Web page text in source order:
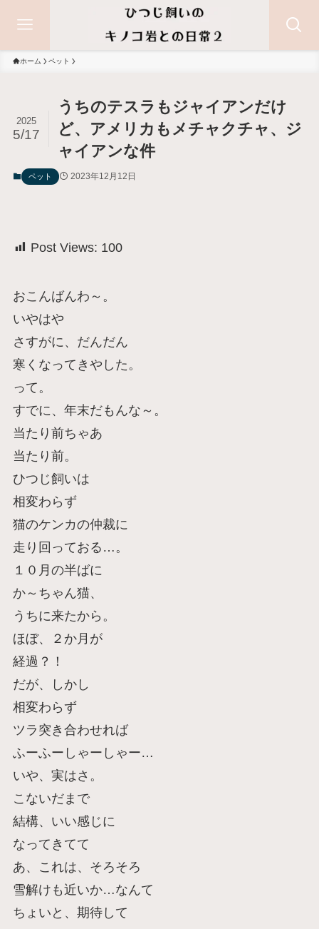
ホーム ペット
うちのテスラもジャイアンだけ
ど、アメリカもメチャクチャ、ジ
ャイアンな件
2025
5/17
ペット 2023年12月12日
Post Views: 100
おこんばんわ～。
いやはや
さすがに、だんだん
寒くなってきやした。
って。
すでに、年末だもんな～。
当たり前ちゃあ
当たり前。
ひつじ飼いは
相変わらず
猫のケンカの仲裁に
走り回っておる…。
１０月の半ばに
か～ちゃん猫、
うちに来たから。
ほぼ、２か月が
経過？！
だが、しかし
相変わらず
ツラ突き合わせれば
ふーふーしゃーしゃー…
いや、実はさ。
こないだまで
結構、いい感じに
なってきてて
あ、これは、そろそろ
雪解けも近いか…なんて
ちょいと、期待して